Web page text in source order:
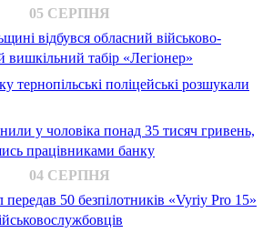
05 СЕРПНЯ
відбувся обласний військово-
вишкільний табір «Легіонер»
тернопільські поліцейські розшукали
у чоловіка понад 35 тисяч гривень,
працівниками банку
04 СЕРПНЯ
передав 50 безпілотників «Vyriy Pro 15»